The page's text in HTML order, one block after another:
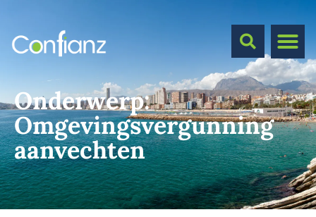
Onderwerp:
Omgevingsvergunning
aanvechten